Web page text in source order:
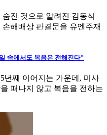
진 것으로 알려진 김동식
해배상 판결문을 유엔주재
속에서도 복음은 전해진다"
년째 이어지는 가운데, 미사
떠나지 않고 복음을 전하는